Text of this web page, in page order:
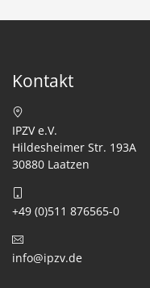
Kontakt
IPZV e.V.
Hildesheimer Str. 193A
30880 Laatzen
+49 (0)511 876565-0
info@ipzv.de